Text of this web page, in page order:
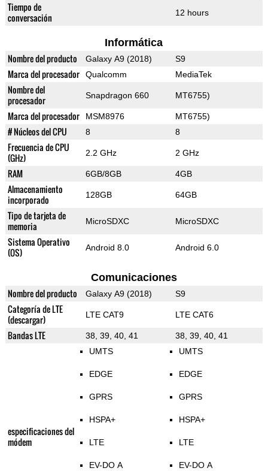
Tiempo de
conversación
12 hours
Informática
Nombre del producto Galaxy A9 (2018) S9
Marca del procesador Qualcomm MediaTek
Nombre del
procesador
Snapdragon 660 MT6755)
Marca del procesador MSM8976 MT6755)
# Núcleos del CPU 8 8
Frecuencia de CPU
(GHz)
2.2 GHz 2 GHz
RAM 6GB/8GB 4GB
Almacenamiento
incorporado
128GB 64GB
Tipo de tarjeta de
memoria
MicroSDXC MicroSDXC
Sistema Operativo
(OS)
Android 8.0 Android 6.0
Comunicaciones
Nombre del producto Galaxy A9 (2018) S9
Categoría de LTE
(descargar)
LTE CAT9 LTE CAT6
Bandas LTE 38, 39, 40, 41 38, 39, 40, 41
especificaciones del
módem
UMTS
EDGE
GPRS
HSPA+
LTE
EV-DO A
UMTS
EDGE
GPRS
HSPA+
LTE
EV-DO A